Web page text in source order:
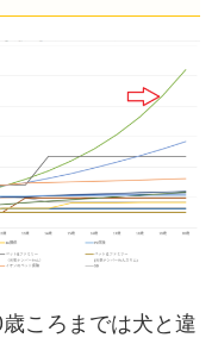
ころまでは犬と違